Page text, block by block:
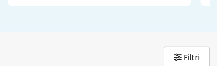
Filtri